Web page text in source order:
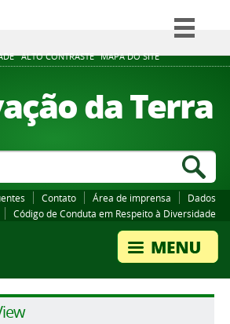
ALTO CONTRASTE MAPA DO SITE
Simplifique!
Participe
Legislação
da Terra
Contato Área de imprensa
Dados
Código de Conduta em Respeito à Diversidade